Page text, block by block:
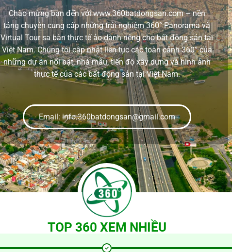
Chào mừng bạn đến với www.360batdongsan.com – nền
tảng chuyên cung cấp những trải nghiệm 360° Panorama và
Virtual Tour sa bàn thực tế ảo dành riêng cho bất động sản tại
Việt Nam. Chúng tôi cập nhật liên tục các toàn cảnh 360° của
những dự án nổi bật, nhà mẫu, tiến độ xây dựng và hình ảnh
thực tế của các bất động sản tại Việt Nam.
Email: info.360batdongsan@gmail.com
TOP 360 XEM NHIỀU